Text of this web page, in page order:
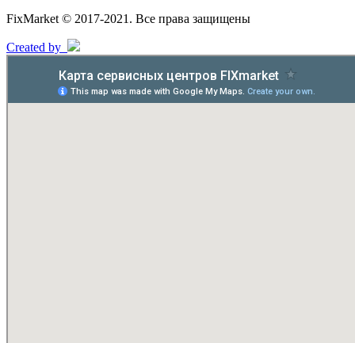
FixMarket © 2017-2021. Все права защищены
Created by